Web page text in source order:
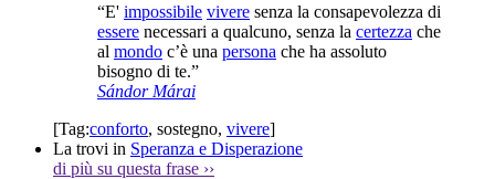
“E' impossibile vivere senza la consapevolezza di
essere necessari a qualcuno, senza la certezza che
al mondo c’è una persona che ha assoluto
bisogno di te.”
Sándor Márai
[Tag:conforto, sostegno, vivere]
La trovi in Speranza e Disperazione
di più su questa frase ››